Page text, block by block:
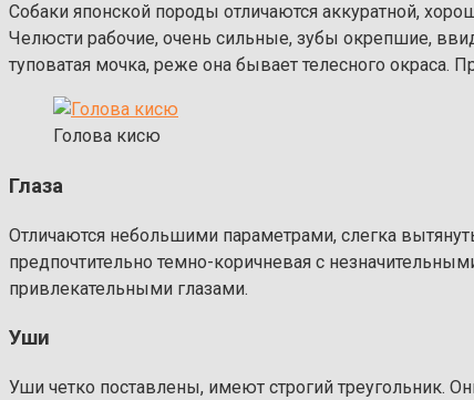
Собаки японской породы отличаются аккуратной,
Челюсти рабочие, очень сильные, зубы окрепшие,
туповатая мочка, реже она бывает телесного окраса.
Голова кисю
Глаза
Отличаются небольшими параметрами, слегка
предпочтительно темно-коричневая с
привлекательными глазами.
Уши
Уши четко поставлены, имеют строгий треугольник.